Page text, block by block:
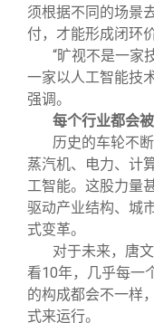
须根据不同的场景
付，才能形成闭环价
“旷视不是一家
一家以人工智能技
强调。
每个行业都会
历史的车轮不
蒸汽机、电力、计
工智能。这股力量
驱动产业结构、城
式变革。
对于未来，唐
看10年，几乎每一
的构成都会不一样
式来运行。